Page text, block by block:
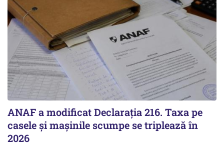
ANAF a modificat Declarația 216. Taxa pe
casele și mașinile scumpe se triplează în
2026